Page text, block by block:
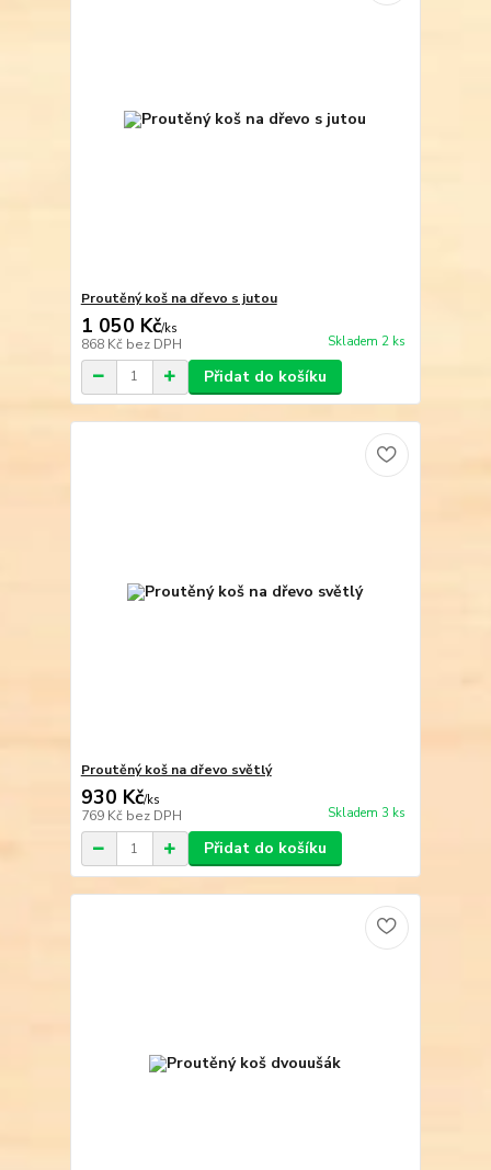
Proutěný koš na dřevo s jutou
1 050 Kč/ks
868 Kč bez DPH Skladem 2 ks
Přidat do košíku
Proutěný koš na dřevo světlý
930 Kč/ks
769 Kč bez DPH Skladem 3 ks
Přidat do košíku